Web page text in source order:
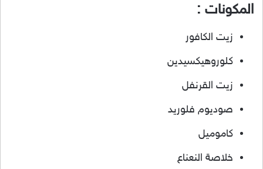
المكونات :
زيت الكافور
كلوروهيكسيدين
زيت القرنفل
صوديوم فلوريد
كاموميل
خلاصة النعناع